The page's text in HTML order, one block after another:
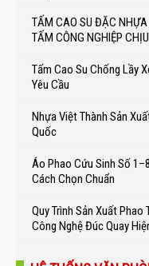
TẤM CAO SU ĐẶC
TẤM CÔNG NGHIỆP
Tấm Cao Su Chống Lầy
Yêu Cầu
Nhựa Việt Thành Sản
Quốc
Áo Phao Cứu Sinh Số
Cách Chọn Chuẩn
Quy Trình Sản Xuất Phao
Công Nghệ Đúc Quay